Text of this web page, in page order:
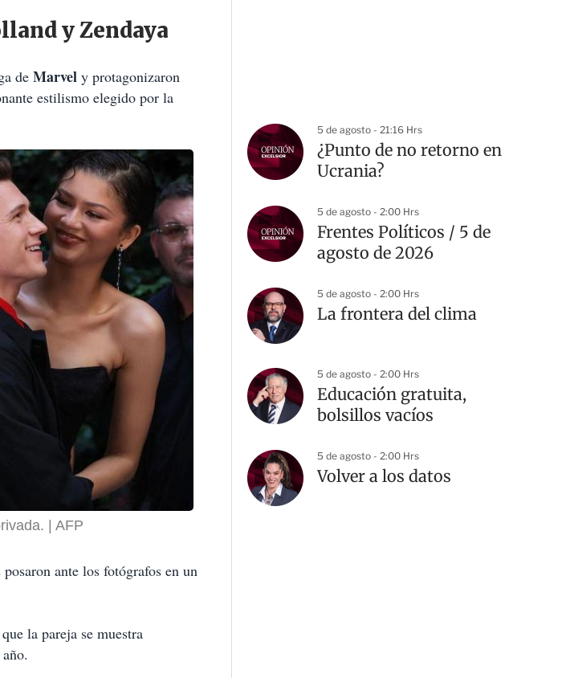
y Zendaya
de Marvel y protagonizaron
estilismo elegido por la
AFP
ante los fotógrafos en un
la pareja se muestra
5 de agosto - 21:16 Hrs
¿Punto de no retorno en
Ucrania?
5 de agosto - 2:00 Hrs
Frentes Políticos / 5 de
agosto de 2026
5 de agosto - 2:00 Hrs
La frontera del clima
5 de agosto - 2:00 Hrs
Educación gratuita,
bolsillos vacíos
5 de agosto - 2:00 Hrs
Volver a los datos